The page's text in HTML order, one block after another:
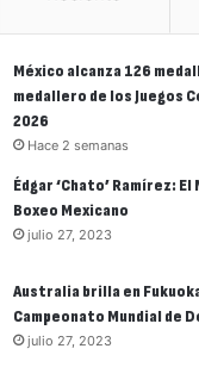
México alcanza 126
medallero de los Juegos
2026
Hace 2 semanas
Édgar ‘Chato’ Ramírez:
Boxeo Mexicano
julio 27, 2023
Australia brilla en
Campeonato Mundial de
julio 27, 2023